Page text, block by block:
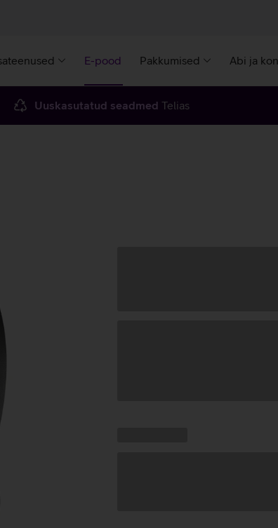
E-pood Pakkumised Abi ja
Uuskasutatud seadmed Telias